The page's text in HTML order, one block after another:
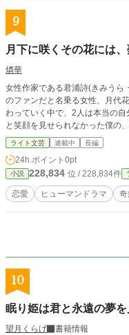
9
月下に咲くその花には、
燐華
女性作家である君浦詩(きみうら
のファンだと名乗る女性、月代
わっていく中で、2人は本当の自分に少し
と笑顔を見せられなかった僕の
ライト文芸 連載中 長編
24h.ポイント 0pt
小説 228,834 位 / 228,834件
恋愛 ヒューマンドラマ 奇
10
眠り姫は君と永遠の夢を
望月くらげ
書籍情報